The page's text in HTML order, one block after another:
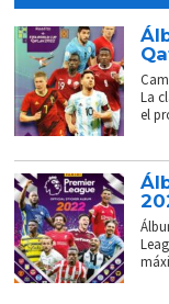
La
el